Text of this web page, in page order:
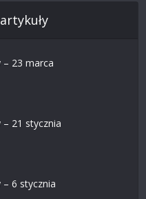
– 23 marca
– 21 stycznia
– 6 stycznia